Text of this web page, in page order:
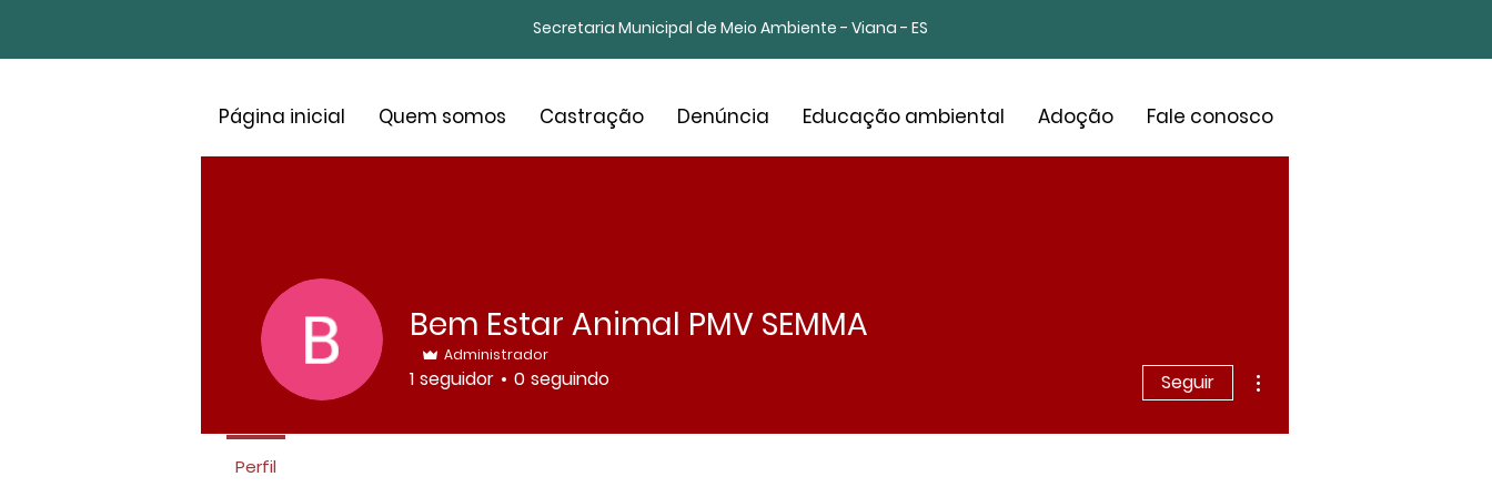
Secretaria Municipal de Meio Ambiente - Viana - ES
Página inicial Quem somos Castração Denúncia Educação ambiental Adoção Fale conosco
Bem Estar Animal PMV SEMMA
Administrador
1 seguidor 0 seguindo Seguir
Perfil